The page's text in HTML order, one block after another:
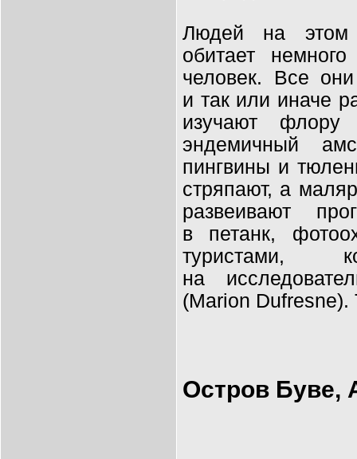
Людей на этом
обитает немного
человек. Все
и так или иначе
изучают
эндемичный
пингвины и
стряпают, а
развеивают
в
петанк,
туристами,
на
(Marion Dufresne).
Остров Буве,